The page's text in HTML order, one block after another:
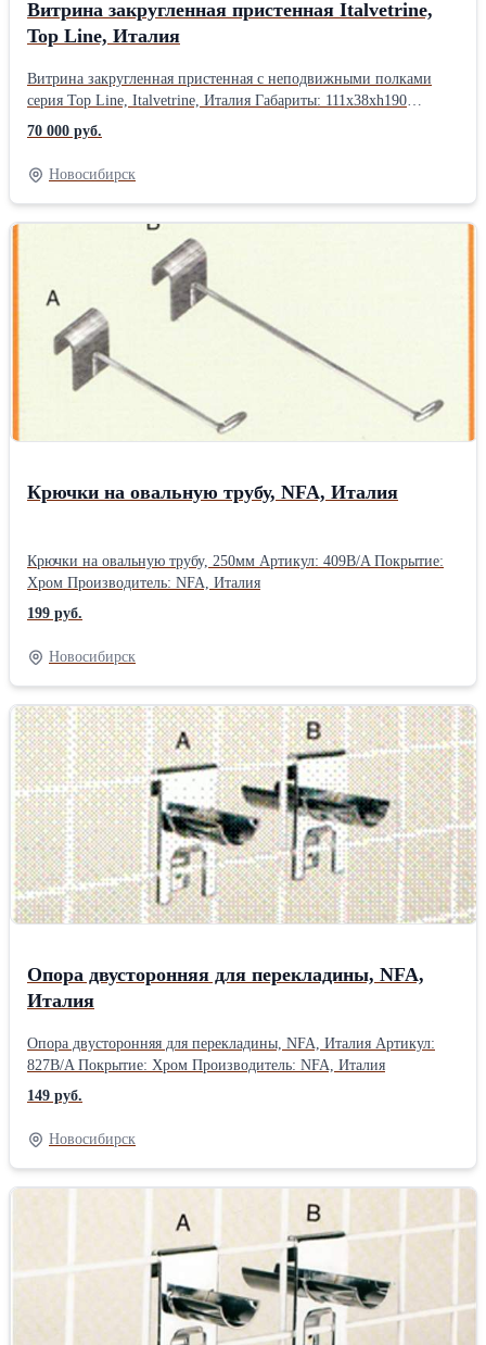
Витрина закругленная пристенная Italvetrine,
Top Line, Италия
Витрина закругленная пристенная с неподвижными полками
серия Top Line, Italvetrine, Италия Габариты: 111x38xh190
Встроенная светодиодная подсветка Вентилятор Зеркальная
задняя стенка Дверь с замком Кол-во в наличии - 2
шт.Производитель: Italvetrine, Италия Тип: Пристенные
70 000 руб.
Новосибирск
Крючки на овальную трубу, NFA, Италия
Крючки на овальную трубу, 250мм Артикул: 409B/A Покрытие:
Хром Производитель: NFA, Италия
199 руб.
Новосибирск
Опора двусторонняя для перекладины, NFA,
Италия
Опора двусторонняя для перекладины, NFA, Италия Артикул:
827B/A Покрытие: Хром Производитель: NFA, Италия
149 руб.
Новосибирск